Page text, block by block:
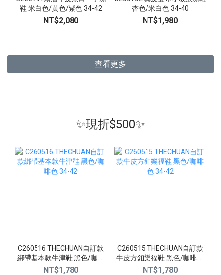
鞋 米白色/黄色/紫色 34-42
NT$2,080
杏色/米白色 34-40
NT$1,980
查看更多
✨現折$500✨
C260516 THECHUAN自訂款
綁帶基本款牛津鞋 黑色/咖啡
色 34-42
NT$1,780
C260515 THECHUAN自訂款
牛皮方釦樂福鞋 黑色/咖啡色
34-42
NT$1,780